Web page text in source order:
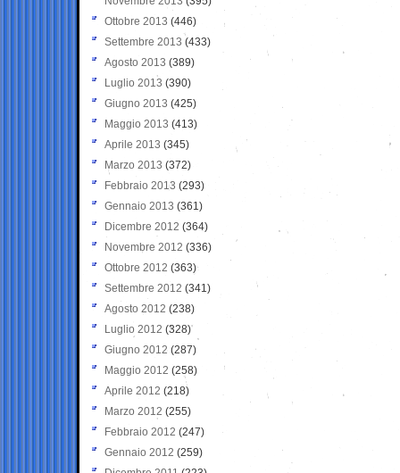
Ottobre 2013 (446)
Settembre 2013 (433)
Agosto 2013 (389)
Luglio 2013 (390)
Giugno 2013 (425)
Maggio 2013 (413)
Aprile 2013 (345)
Marzo 2013 (372)
Febbraio 2013 (293)
Gennaio 2013 (361)
Dicembre 2012 (364)
Novembre 2012 (336)
Ottobre 2012 (363)
Settembre 2012 (341)
Agosto 2012 (238)
Luglio 2012 (328)
Giugno 2012 (287)
Maggio 2012 (258)
Aprile 2012 (218)
Marzo 2012 (255)
Febbraio 2012 (247)
Gennaio 2012 (259)